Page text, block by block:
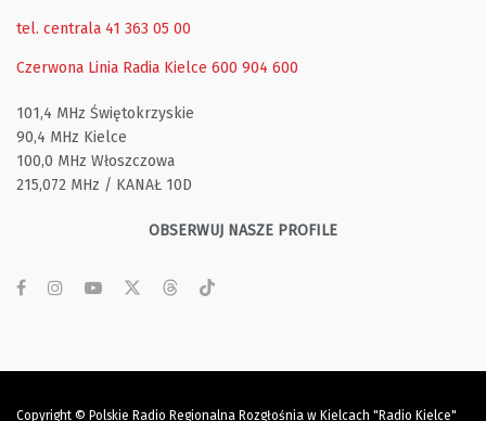
tel. centrala 41 363 05 00
Czerwona Linia Radia Kielce 600 904 600
101,4 MHz Świętokrzyskie
90,4 MHz Kielce
100,0 MHz Włoszczowa
215,072 MHz / KANAŁ 10D
OBSERWUJ NASZE PROFILE
Copyright © Polskie Radio Regionalna Rozgłośnia w Kielcach "Radio Kielce"